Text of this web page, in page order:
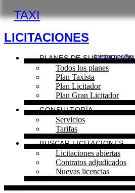
TAXI
LICITACIONES
Iniciar sesión
PLANES DE SUSCRIPCIÓN
Todos los planes
Plan Taxista
Plan Licitador
Plan Gran Licitador
CONSULTORÍA
Servicios
Tarifas
BUSCAR LICITACIONES
Licitaciones abiertas
Contratos adjudicados
Nuevas licencias